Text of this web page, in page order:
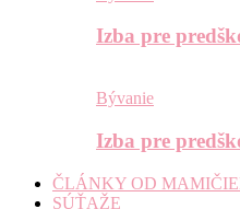
Izba pre
Bývanie
Izba pre
ČLÁNKY OD
SÚŤAŽE